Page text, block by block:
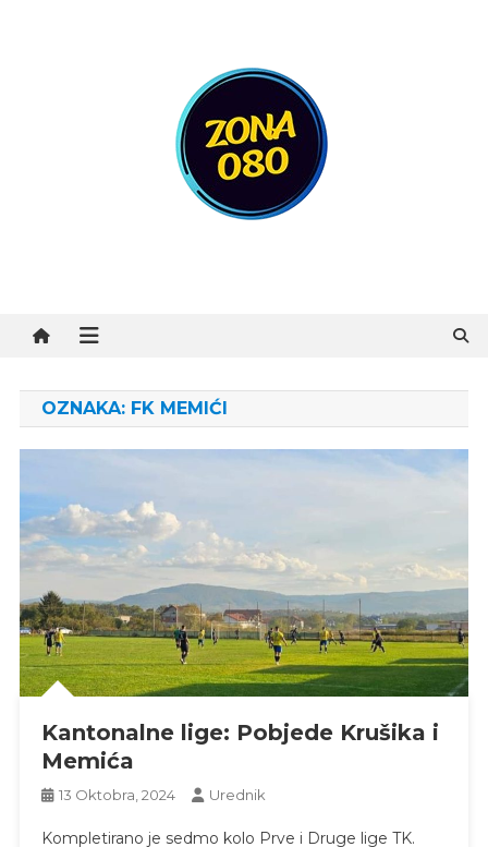
OZNAKA: FK MEMIĆI
Kantonalne lige: Pobjede Krušika i
Memića
13 Oktobra, 2024 Urednik
Kompletirano je sedmo kolo Prve i Druge lige TK.